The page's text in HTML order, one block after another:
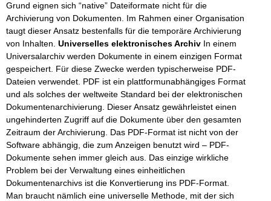
Grund eignen sich “native” Dateiformate nicht für die
Archivierung von Dokumenten. Im Rahmen einer Organisation
taugt dieser Ansatz bestenfalls für die temporäre Archivierung
von Inhalten. Universelles elektronisches Archiv In einem
Universalarchiv werden Dokumente in einem einzigen Format
gespeichert. Für diese Zwecke werden typischerweise PDF-
Dateien verwendet. PDF ist ein plattformunabhängiges Format
und als solches der weltweite Standard bei der elektronischen
Dokumentenarchivierung. Dieser Ansatz gewährleistet einen
ungehinderten Zugriff auf die Dokumente über den gesamten
Zeitraum der Archivierung. Das PDF-Format ist nicht von der
Software abhängig, die zum Anzeigen benutzt wird – PDF-
Dokumente sehen immer gleich aus. Das einzige wirkliche
Problem bei der Verwaltung eines einheitlichen
Dokumentenarchivs ist die Konvertierung ins PDF-Format.
Man braucht nämlich eine universelle Methode, mit der sich